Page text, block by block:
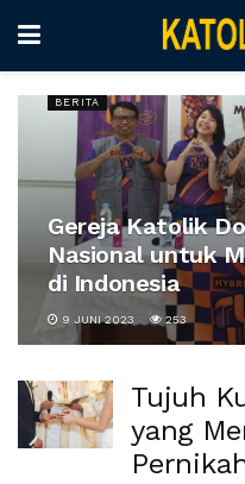
BERITA
Gereja Katolik
Nasional untuk
di Indonesia
9 JUNI 2023 253
Tujuh
yang